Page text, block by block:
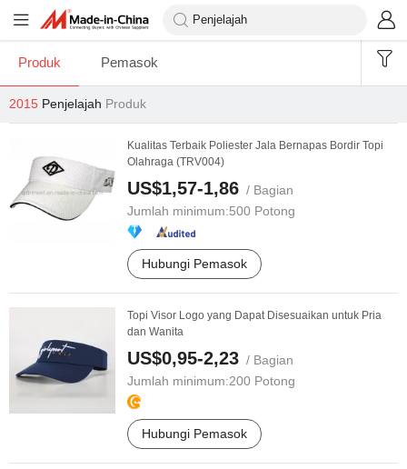
Produk Pemasok
2015 Penjelajah Produk
Kualitas Terbaik Poliester Jala Bernapas Bordir Topi
Olahraga (TRV004)
US$1,57-1,86 / Bagian
Jumlah minimum:500 Potong
Hubungi Pemasok
Topi Visor Logo yang Dapat Disesuaikan untuk Pria
dan Wanita
US$0,95-2,23 / Bagian
Jumlah minimum:200 Potong
Hubungi Pemasok